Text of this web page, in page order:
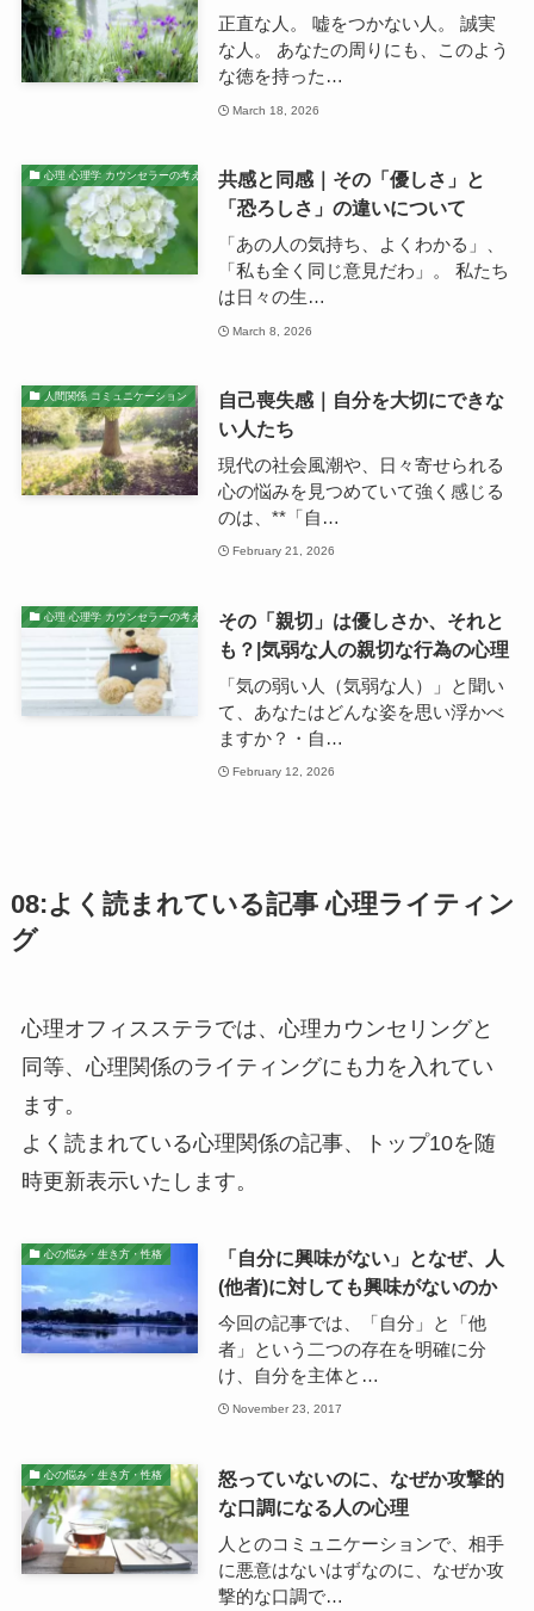
正直な人。 嘘をつかない人。 誠実
な人。 あなたの周りにも、このよう
な徳を持った…
March 18, 2026
心理 心理学 カウンセラーの考え
共感と同感｜その「優しさ」と
「恐ろしさ」の違いについて
「あの人の気持ち、よくわかる」、
「私も全く同じ意見だわ」。 私たち
は日々の生…
March 8, 2026
人間関係 コミュニケーション
自己喪失感｜自分を大切にできな
い人たち
現代の社会風潮や、日々寄せられる
心の悩みを見つめていて強く感じる
のは、**「自…
February 21, 2026
心理 心理学 カウンセラーの考え
その「親切」は優しさか、それと
も？|気弱な人の親切な行為の心理
「気の弱い人（気弱な人）」と聞い
て、あなたはどんな姿を思い浮かべ
ますか？・自…
February 12, 2026
08:よく読まれている記事 心理ライティン
グ
心理オフィスステラでは、心理カウンセリングと
同等、心理関係のライティングにも力を入れてい
ます。
よく読まれている心理関係の記事、トップ10を随
時更新表示いたします。
心の悩み・生き方・性格
「自分に興味がない」となぜ、人
(他者)に対しても興味がないのか
今回の記事では、「自分」と「他
者」という二つの存在を明確に分
け、自分を主体と…
November 23, 2017
心の悩み・生き方・性格
怒っていないのに、なぜか攻撃的
な口調になる人の心理
人とのコミュニケーションで、相手
に悪意はないはずなのに、なぜか攻
撃的な口調で…